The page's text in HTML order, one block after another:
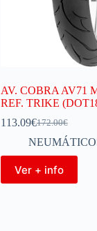
AV. COBRA AV71
REF. TRIKE
172.00€
113.09€
Ver + info